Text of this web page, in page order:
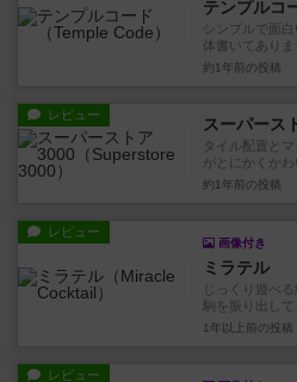
テンプルコ
シンプルで面
体書いてありま
約1年前 の投稿
レビュー スーパース
タイル配置と
がとにかくかわ
約1年前 の投稿
レビュー
画像付き
ミラテル
じっくり遊べ
駒を振り出して
1年以上前 の投稿
レビュー